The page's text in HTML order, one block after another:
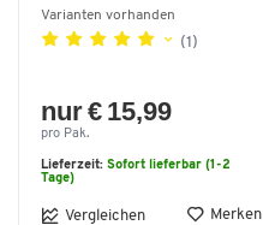
Varianten vorhanden
(1)
nur € 15,99
pro Pak.
Lieferzeit: Sofort lieferbar (1-2
Tage)
Vergleichen Merken